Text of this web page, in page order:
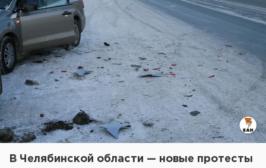
В Челябинской области — новые протесты